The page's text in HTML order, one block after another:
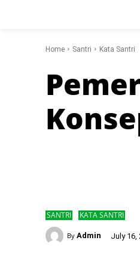
Home Santri Kata Santri
SANTRI KATA SANTRI
By Admin July 16,